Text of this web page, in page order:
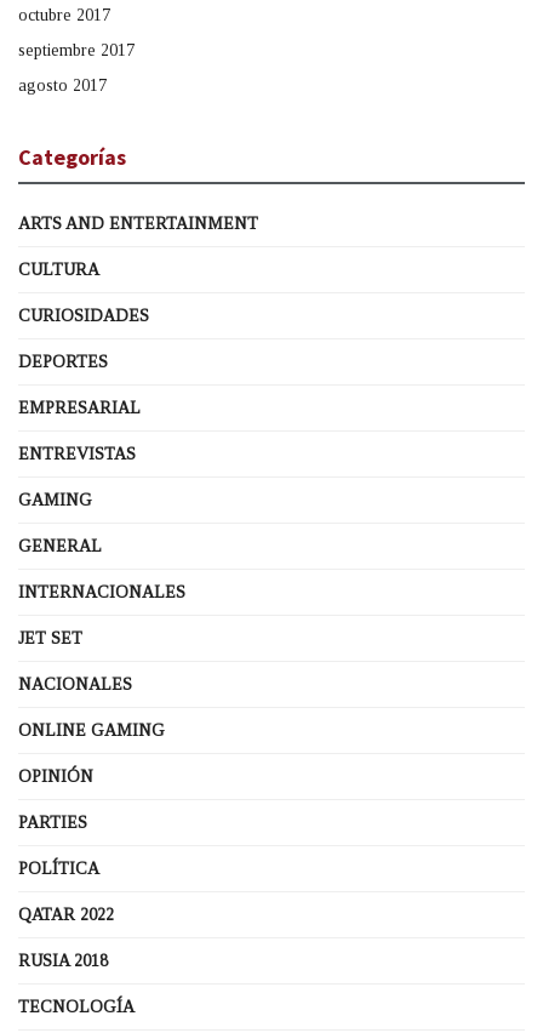
octubre 2017
septiembre 2017
agosto 2017
Categorías
ARTS AND ENTERTAINMENT
CULTURA
CURIOSIDADES
DEPORTES
EMPRESARIAL
ENTREVISTAS
GAMING
GENERAL
INTERNACIONALES
JET SET
NACIONALES
ONLINE GAMING
OPINIÓN
PARTIES
POLÍTICA
QATAR 2022
RUSIA 2018
TECNOLOGÍA